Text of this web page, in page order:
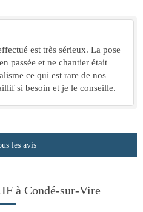
est très sérieux. La pose
passée et ne chantier était
ce qui est rare de nos
si besoin et je le conseille.
les avis
à Condé-sur-Vire